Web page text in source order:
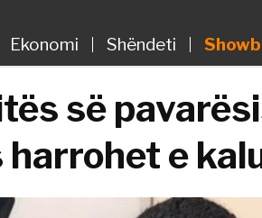
Ekonomi Shëndeti
së
e